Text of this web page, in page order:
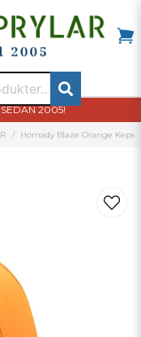
SEDAN 2005!
Hornady Blaze Orange Keps